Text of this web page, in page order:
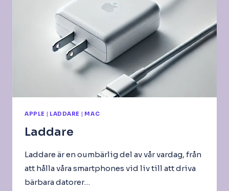
APPLE | LADDARE | MAC
Laddare
Laddare är en oumbärlig del av vår vardag, från
att hålla våra smartphones vid liv till att driva
bärbara datorer…